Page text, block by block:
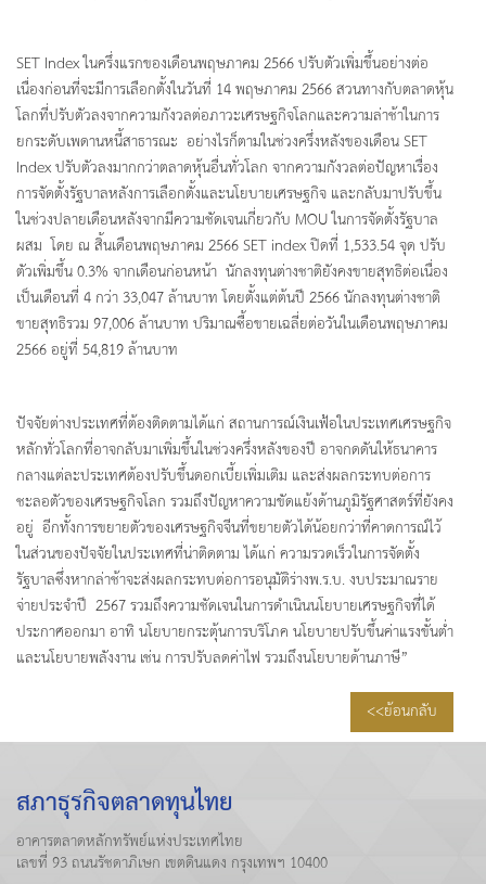
SET Index ในครึ่งแรกของเดือนพฤษภาคม 2566 ปรับตัวเพิ่มขึ้นอย่างต่อ
เนื่องก่อนที่จะมีการเลือกตั้งในวันที่ 14 พฤษภาคม 2566 สวนทางกับตลาดหุ้น
โลกที่ปรับตัวลงจากความกังวลต่อภาวะเศรษฐกิจโลกและความล่าช้าในการ
ยกระดับเพดานหนี้สาธารณะ อย่างไรก็ตามในช่วงครึ่งหลังของเดือน SET
Index ปรับตัวลงมากกว่าตลาดหุ้นอื่นทั่วโลก จากความกังวลต่อปัญหาเรื่อง
การจัดตั้งรัฐบาลหลังการเลือกตั้งและนโยบายเศรษฐกิจ และกลับมาปรับขึ้น
ในช่วงปลายเดือนหลังจากมีความชัดเจนเกี่ยวกับ MOU ในการจัดตั้งรัฐบาล
ผสม โดย ณ สิ้นเดือนพฤษภาคม 2566 SET index ปิดที่ 1,533.54 จุด ปรับ
ตัวเพิ่มขึ้น 0.3% จากเดือนก่อนหน้า นักลงทุนต่างชาติยังคงขายสุทธิต่อเนื่อง
เป็นเดือนที่ 4 กว่า 33,047 ล้านบาท โดยตั้งแต่ต้นปี 2566 นักลงทุนต่างชาติ
ขายสุทธิรวม 97,006 ล้านบาท ปริมาณซื้อขายเฉลี่ยต่อวันในเดือนพฤษภาคม
2566 อยู่ที่ 54,819 ล้านบาท
ปัจจัยต่างประเทศที่ต้องติดตามได้แก่ สถานการณ์เงินเฟ้อในประเทศเศรษฐกิจ
หลักทั่วโลกที่อาจกลับมาเพิ่มขึ้นในช่วงครึ่งหลังของปี อาจกดดันให้ธนาคาร
กลางแต่ละประเทศต้องปรับขึ้นดอกเบี้ยเพิ่มเติม และส่งผลกระทบต่อการ
ชะลอตัวของเศรษฐกิจโลก รวมถึงปัญหาความขัดแย้งด้านภูมิรัฐศาสตร์ที่ยังคง
อยู่ อีกทั้งการขยายตัวของเศรษฐกิจจีนที่ขยายตัวได้น้อยกว่าที่คาดการณ์ไว้
ในส่วนของปัจจัยในประเทศที่น่าติดตาม ได้แก่ ความรวดเร็วในการจัดตั้ง
รัฐบาลซึ่งหากล่าช้าจะส่งผลกระทบต่อการอนุมัติร่างพ.ร.บ. งบประมาณราย
จ่ายประจำปี 2567 รวมถึงความชัดเจนในการดำเนินนโยบายเศรษฐกิจที่ได้
ประกาศออกมา อาทิ นโยบายกระตุ้นการบริโภค นโยบายปรับขึ้นค่าแรงขั้นต่ำ
และนโยบายพลังงาน เช่น การปรับลดค่าไฟ รวมถึงนโยบายด้านภาษี”
<<ย้อนกลับ
สภาธุรกิจตลาดทุนไทย
อาคารตลาดหลักทรัพย์แห่งประเทศไทย
เลขที่ 93 ถนนรัชดาภิเษก เขตดินแดง กรุงเทพฯ 10400